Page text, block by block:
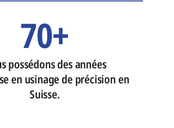
70+
possédons des années
en usinage de précision en
Suisse.